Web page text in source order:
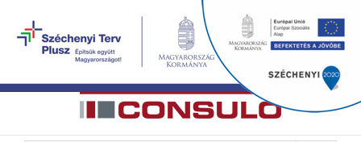
Megoldások Önre szabva